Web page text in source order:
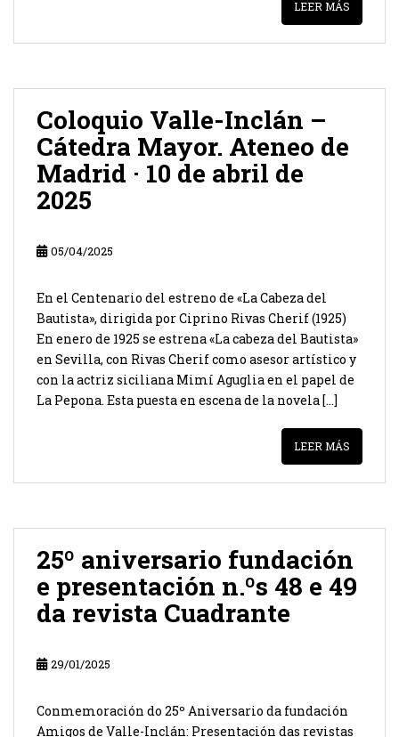
LEER MÁS
Coloquio Valle-Inclán –
Cátedra Mayor. Ateneo de
Madrid · 10 de abril de
2025
05/04/2025
En el Centenario del estreno de «La Cabeza del
Bautista», dirigida por Ciprino Rivas Cherif (1925)
En enero de 1925 se estrena «La cabeza del Bautista»
en Sevilla, con Rivas Cherif como asesor artístico y
con la actriz siciliana Mimí Aguglia en el papel de
La Pepona. Esta puesta en escena de la novela […]
LEER MÁS
25º aniversario fundación
e presentación n.ºs 48 e 49
da revista Cuadrante
29/01/2025
Conmemoración do 25º Aniversario da fundación
Amigos de Valle-Inclán: Presentación das revistas